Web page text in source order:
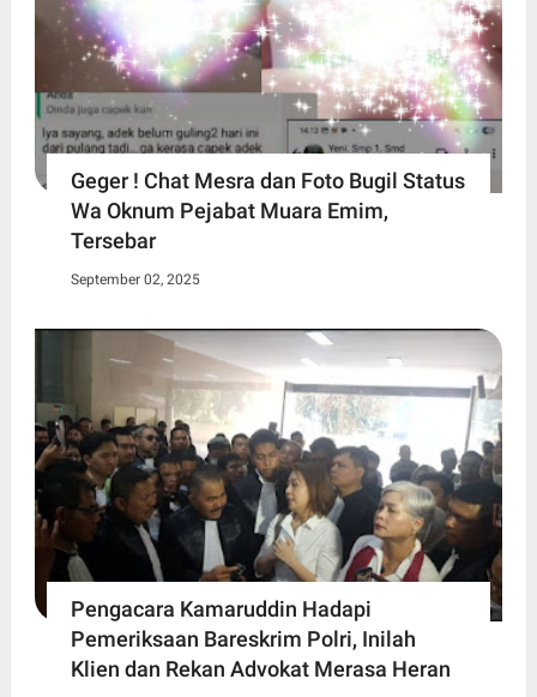
Geger ! Chat Mesra dan Foto Bugil Status
Wa Oknum Pejabat Muara Emim,
Tersebar
September 02, 2025
Pengacara Kamaruddin Hadapi
Pemeriksaan Bareskrim Polri, Inilah
Klien dan Rekan Advokat Merasa Heran